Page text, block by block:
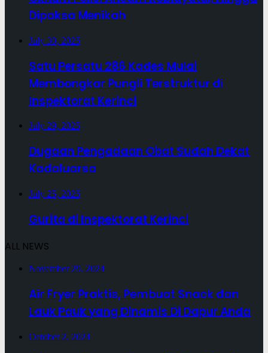
Dipaksa Menikah
July 30, 2025
Satu Persatu 286 Kades Mulai
Membongkar Pungli Terstruktur di
Inspektorat Kerinci
July 29, 2025
Dugaan Pengadaan Obat Sudah Dekat
Kadaluarsa
July 25, 2025
Gurita di Inspektorat Kerinci
ALL NEWS
November 29, 2024
Air Fryer Praktis, Pembuat Snack dan
Lauk Pauk yang Dinamis Di Dapur Anda
October 2, 2024